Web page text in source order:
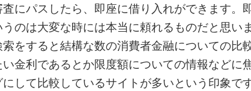
にパスしたら、即座に借り入れができます。
のは大変な時には本当に頼れるものだと思いま
をすると結構な数の消費者金融についての比
金利であるとか限度額についての情報などに
して比較しているサイトが多いという印象です